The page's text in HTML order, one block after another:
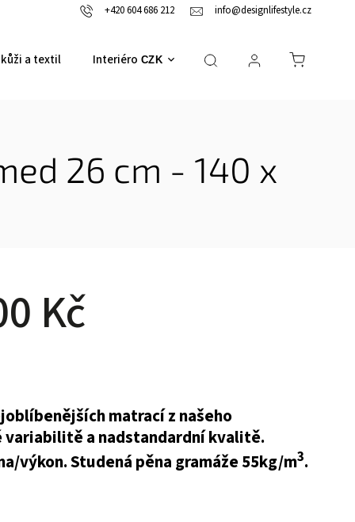
+420 604 686 212 info@designlifestyle.cz
CZK
kůži a textil Interiérové doplňky
26 cm - 140 x
Kč
matrací z našeho
a nadstandardní kvalitě.
výkon. Studená pěna gramáže 55kg/m3.